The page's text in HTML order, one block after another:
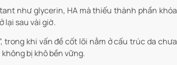
như glycerin, HA mà thiếu thành phần khóa
lại sau vài giờ.
trong khi vấn đề cốt lõi nằm ở cấu trúc da chưa
bị khô bền vững.